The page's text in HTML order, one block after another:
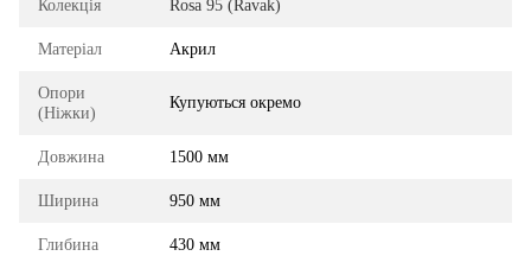
Колекція Rosa 95 (Ravak)
Матеріал Акрил
Опори
(Ніжки)
Купуються окремо
Довжина 1500 мм
Ширина 950 мм
Глибина 430 мм